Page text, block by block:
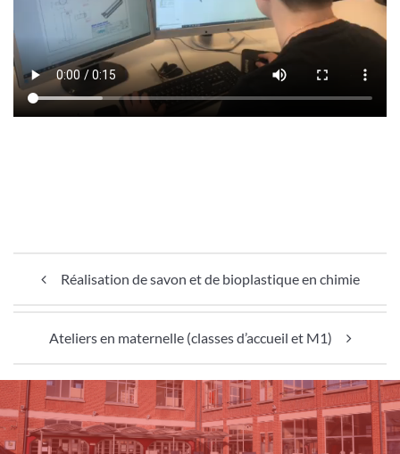
Réalisation de savon et de bioplastique en chimie
Ateliers en maternelle (classes d’accueil et M1)